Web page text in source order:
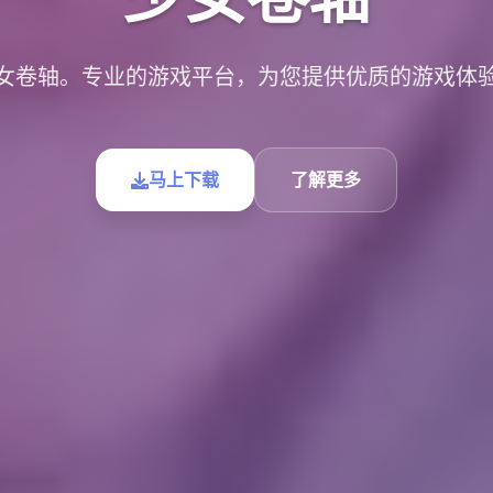
卷轴。专业的游戏平台，为您提供优质的游戏体
马上下载 了解更多